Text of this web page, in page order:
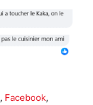
, Facebook,